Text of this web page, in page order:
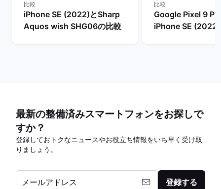
比較
iPhone SE (2022)とSharp
Aquos wish SHG06の比較
比較
Google Pixel 9
iPhone SE
最新の整備済みスマートフォンをお探しで
すか？
登録しておトクなニュースやお役立ち情報をいち早く受け取
りましょう。
メールアドレス 登録する